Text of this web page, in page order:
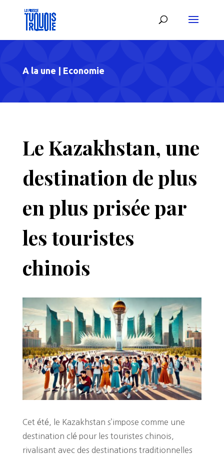
A la une Economie
Le Kazakhstan, une
destination de plus
en plus prisée par
les touristes
chinois
Cet été, le Kazakhstan s’impose comme une
destination clé pour les touristes chinois,
rivalisant avec des destinations traditionnelles